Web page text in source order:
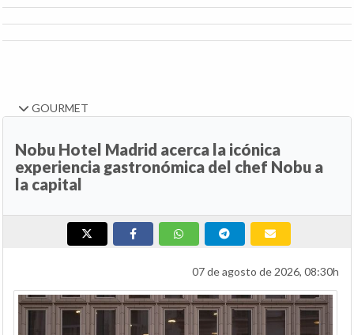
GOURMET
Nobu Hotel Madrid acerca la icónica
experiencia gastronómica del chef Nobu a
la capital
07 de agosto de 2026, 08:30h